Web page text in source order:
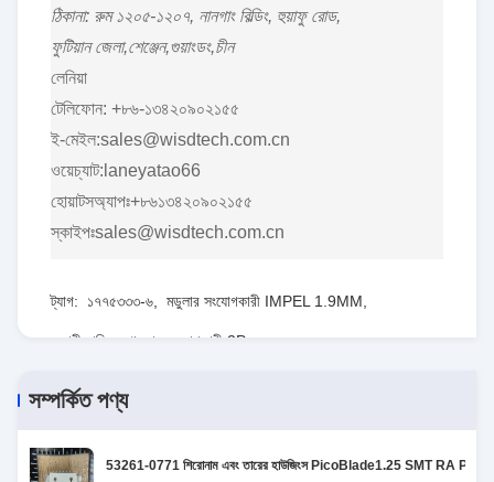
ঠিকানা: রুম ১২০৫-১২০৭, নানগাং বিল্ডিং, হুয়াফু রোড,
ফুটিয়ান জেলা,শেঞ্জেন,গুয়াংডং,চীন
লেনিয়া
টেলিফোন: +৮৬-১৩৪২০৯০২১৫৫
ই-মেইল:sales@wisdtech.com.cn
ওয়েচ্যাট:laneyatao66
হোয়াটসঅ্যাপঃ+৮৬১৩৪২০৯০২১৫৫
স্কাইপঃsales@wisdtech.com.cn
ট্যাগ: ১৭৭৫৩৩৩-৬ মডুলার সংযোগকারী IMPEL 1.9MM
ভারী দায়িত্ব পাওয়ার সংযোগকারী 2P
সম্পর্কিত পণ্য
53261-0771 শিরোনাম এবং তারের হাউজিংস PicoBlade1.25 SMT RA PKG